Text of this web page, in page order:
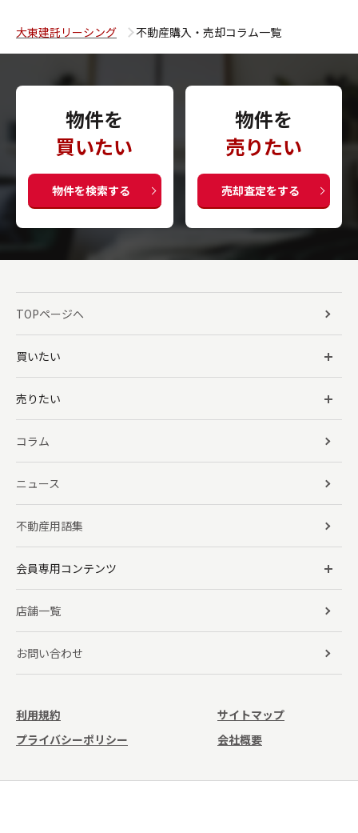
大東建託リーシング 不動産購入・売却コラム一覧
物件を
買いたい
物件を検索する
物件を
売りたい
売却査定をする
TOPページへ
買いたい
売りたい
コラム
ニュース
不動産用語集
会員専用コンテンツ
店舗一覧
お問い合わせ
利用規約
サイトマップ
プライバシーポリシー
会社概要